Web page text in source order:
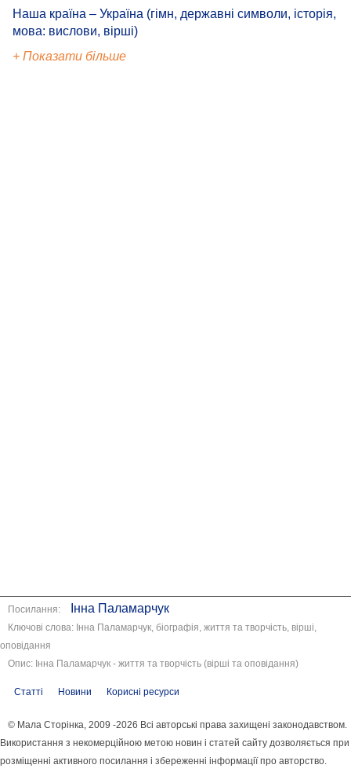
Наша країна – Україна (гімн, державні символи, історія,
мова: вислови, вірші)
+ Показати більше
Посилання: Інна Паламарчук
Ключові слова: Інна Паламарчук, біографія, життя та творчість, вірші,
оповідання
Опис: Інна Паламарчук - життя та творчість (вірші та оповідання)
Статті Новини Корисні ресурси
© Мала Сторінка, 2009 -2026 Всі авторські права захищені законодавством.
Використання з некомерційною метою новин і статей сайту дозволяється при
розміщенні активного посилання і збереженні інформації про авторство.